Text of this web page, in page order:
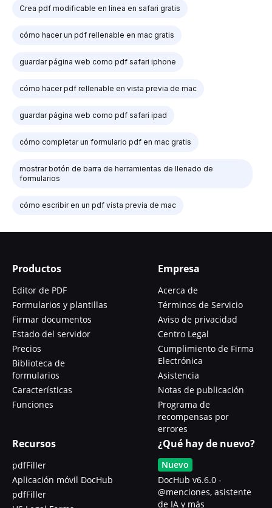
Crea pdf modificable en línea en safari gratis
cómo hacer un pdf rellenable en mac gratis
guardar página web como pdf safari iphone
cómo hacer pdf rellenable en vista previa de mac
guardar página web como pdf safari ipad
cómo completar un formulario pdf en mac gratis
mostrar botón de barra de herramientas de llenado de
formularios
cómo escribir en un pdf vista previa de mac
Productos
Editor de PDF
Formularios y plantillas
Firmar documentos
Estado del servidor
Precios
Biblioteca de
formularios
Características
Funciones
Empresa
Acerca de
Términos de Servicio
Aviso de privacidad
Centro Legal
Cumplimiento de Firma
Electrónica
Asistencia
Notas de publicación
Programa de
recompensas por
errores
Recursos
pdfFiller
Aplicación móvil DocHub
pdfFiller
¿Qué hay de nuevo?
Nuevo
DocHub v6.6.0 -
@menciones, asistente
de IA y más